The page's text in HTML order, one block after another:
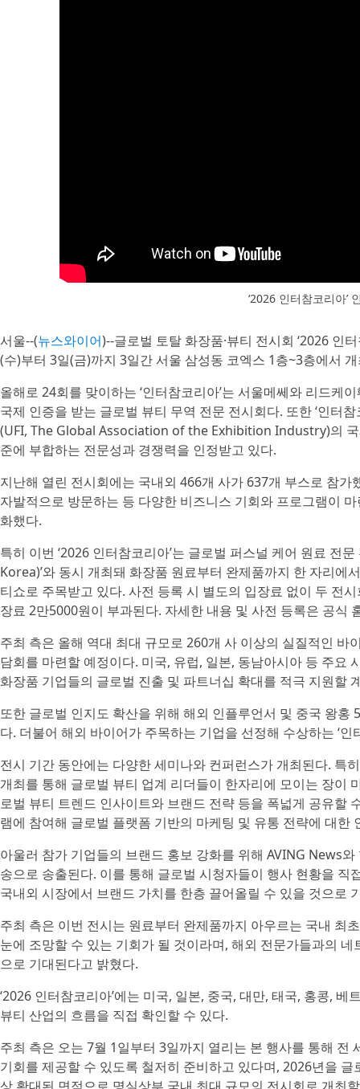
‘2026 인터참코리아’
서울--(뉴스와이어)--글로벌 토탈 화장품·뷰티 전시회 ‘2026 인
(수)부터 3일(금)까지 3일간 서울 삼성동 코엑스 1층~3층에서
올해로 24회를 맞이하는 ‘인터참코리아’는 서울메쎄와 리드케
국제 인증을 받는 글로벌 뷰티 무역 전문 전시회다. 또한 ‘인터
(UFI, The Global Association of the Exhibition Industry)의 국
준에 부합하는 전문성과 경쟁력을 인정받고 있다.
지난해 열린 전시회에는 국내외 466개 사가 637개 부스로 참
자발적으로 방문하는 등 다양한 비즈니스 기회와 프로그램이
화했다.
특히 이번 ‘2026 인터참코리아’는 글로벌 퍼스널 케어 원료 전
Korea)’와 동시 개최돼 화장품 원료부터 완제품까지 한 자리에
티쇼로 주목받고 있다. 사전 등록 시 별도의 입장료 없이 두 전
장료 2만5000원이 부과된다. 자세한 내용 및 사전 등록은 공식
주최 측은 올해 역대 최대 규모로 260개 사 이상의 실질적인 바
담회를 마련할 예정이다. 미국, 유럽, 일본, 동남아시아 등 주요
화장품 기업들의 글로벌 진출 및 파트너십 확대를 적극 지원할
또한 글로벌 인지도 확산을 위해 해외 인플루언서 및 중국 왕
다. 더불어 해외 바이어가 주목하는 기업을 선정해 수상하는 ‘
전시 기간 동안에는 다양한 세미나와 컨퍼런스가 개최된다. 특
개최를 통해 글로벌 뷰티 업계 리더들이 한자리에 모이는 장이
로벌 뷰티 트렌드 인사이트와 브랜드 전략 등을 폭넓게 공유할
램에 참여해 글로벌 플랫폼 기반의 마케팅 및 유통 전략에 대한
아울러 참가 기업들의 브랜드 홍보 강화를 위해 AVING News
송으로 송출된다. 이를 통해 글로벌 시청자들이 행사 현황을
국내외 시장에서 브랜드 가치를 한층 끌어올릴 수 있을 것으로
주최 측은 이번 전시는 원료부터 완제품까지 아우르는 국내 최
눈에 조망할 수 있는 기회가 될 것이라며, 해외 전문가들과의
으로 기대된다고 밝혔다.
‘2026 인터참코리아’에는 미국, 일본, 중국, 대만, 태국, 홍콩,
뷰티 산업의 흐름을 직접 확인할 수 있다.
주최 측은 오는 7월 1일부터 3일까지 열리는 본 행사를 통해 전
기회를 제공할 수 있도록 철저히 준비하고 있다며, 2026년을